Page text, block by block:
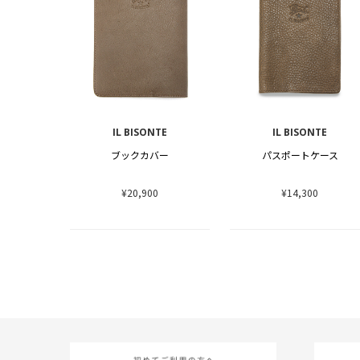
IL BISONTE
ブックカバー
¥20,900
IL BISONTE
パスポートケース
¥14,300